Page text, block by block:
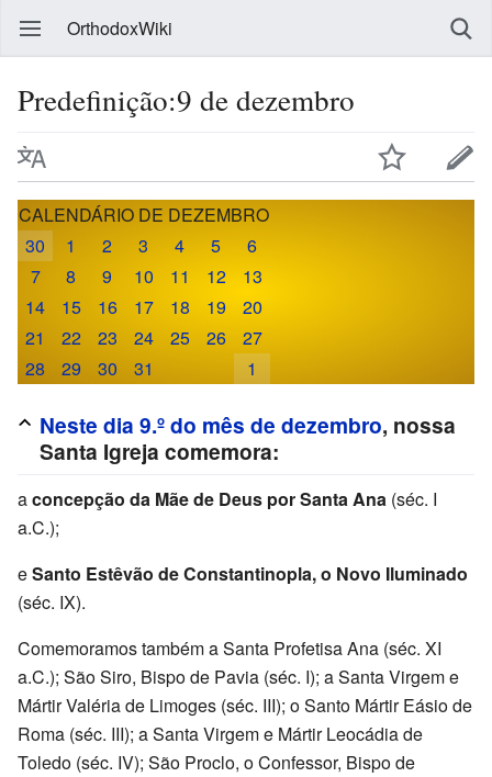
OrthodoxWiki
Predefinição:9 de dezembro
CALENDÁRIO DE DEZEMBRO
30
1 2 3 4 5
6
7
8 9 10 11 12
13
14
15 16 17 18 19
20
21
22 23 24 25 26
27
28
29 30 31 1
Neste dia 9.º do mês de dezembro, nossa
Santa Igreja comemora:
aconcepção da Mãe de Deus por Santa Ana (séc. I
a.C.);
eSanto Estêvão de Constantinopla, o Novo Iluminado
(séc. IX).
Comemoramos também a Santa Profetisa Ana (séc. XI
a.C.); São Siro, Bispo de Pavia (séc. I); a Santa Virgem e
Mártir Valéria de Limoges (séc. III); o Santo Mártir Eásio de
Roma (séc. III); a Santa Virgem e Mártir Leocádia de
Toledo (séc. IV); São Proclo, o Confessor, Bispo de